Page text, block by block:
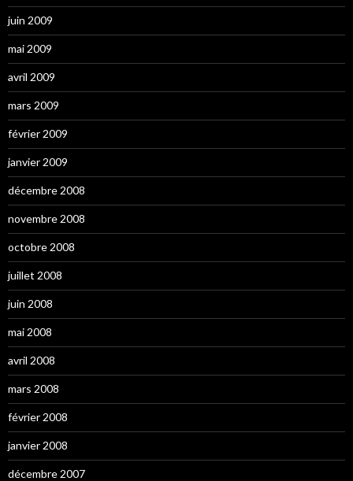
juin 2009
mai 2009
avril 2009
mars 2009
février 2009
janvier 2009
décembre 2008
novembre 2008
octobre 2008
juillet 2008
juin 2008
mai 2008
avril 2008
mars 2008
février 2008
janvier 2008
décembre 2007